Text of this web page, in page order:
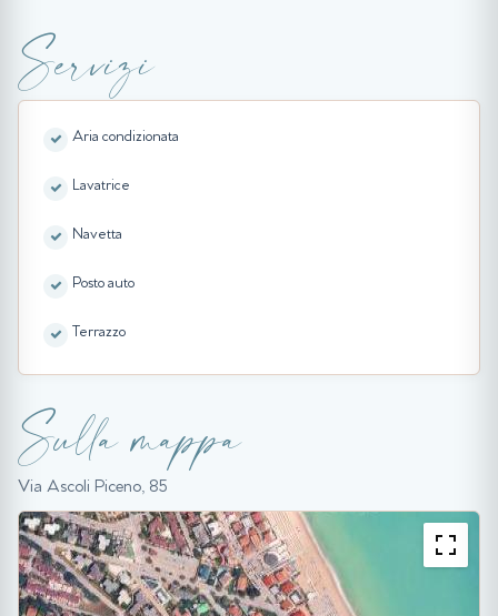
Servizi
Aria condizionata
Lavatrice
Navetta
Posto auto
Terrazzo
Sulla mappa
Via Ascoli Piceno, 85